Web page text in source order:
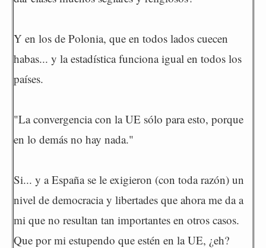
Y en los de Polonia, que en todos lados cuecen
habas... y la estadística funciona igual en todos los
países.
"La convergencia con la UE sólo para esto, porque
en lo demás no hay nada."
Si... y a España se le exigieron (con toda razón) un
nivel de democracia y libertades que ahora me da a
mi que no resultan tan importantes en otros casos.
Que por mi estupendo que estén en la UE, ¿eh?